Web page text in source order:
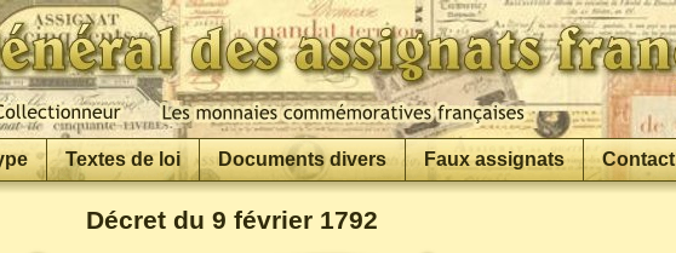
Textes de loi Documents divers Faux assignats Contact
Décret du 9 février 1792